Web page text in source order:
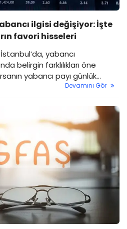
ilgisi değişiyor: İşte
favori hisseleri
yabancı
belirgin farklılıkları öne
yabancı payı günlük
yüzde 36,71 seviyesinde
göre bazı hisselerdeki
çekerken, özellikle tarım ve
çıkışı gözlendi.
Devamını Gör